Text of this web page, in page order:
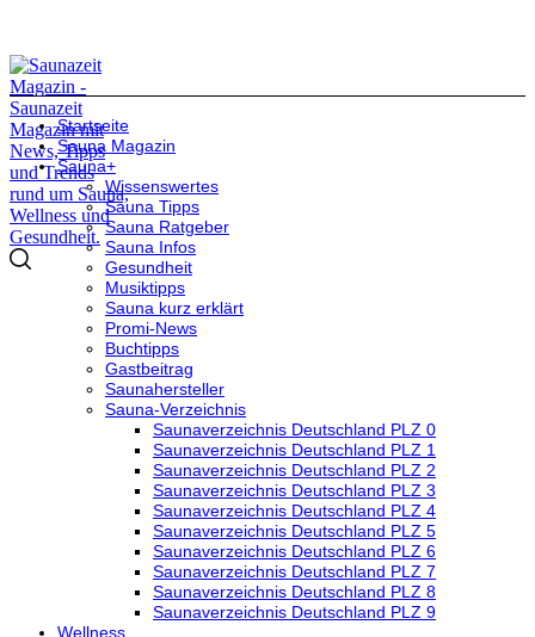
Startseite
Sauna Magazin
Sauna+
Wissenswertes
Sauna Tipps
Sauna Ratgeber
Sauna Infos
Gesundheit
Musiktipps
Sauna kurz erklärt
Promi-News
Buchtipps
Gastbeitrag
Saunahersteller
Sauna-Verzeichnis
Saunaverzeichnis Deutschland PLZ 0
Saunaverzeichnis Deutschland PLZ 1
Saunaverzeichnis Deutschland PLZ 2
Saunaverzeichnis Deutschland PLZ 3
Saunaverzeichnis Deutschland PLZ 4
Saunaverzeichnis Deutschland PLZ 5
Saunaverzeichnis Deutschland PLZ 6
Saunaverzeichnis Deutschland PLZ 7
Saunaverzeichnis Deutschland PLZ 8
Saunaverzeichnis Deutschland PLZ 9
Wellness